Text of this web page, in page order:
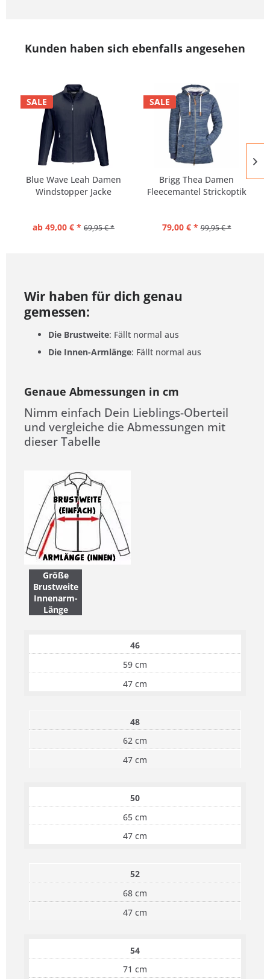
Kunden haben sich ebenfalls angesehen
SALE
Blue Wave Leah Damen
Windstopper Jacke
ab 49,00 € * 69,95 € *
SALE
Brigg Thea Damen
Fleecemantel Strickoptik
79,00 € * 99,95 € *
Wir haben für dich genau
gemessen:
Die Brustweite: Fällt normal aus
Die Innen-Armlänge: Fällt normal aus
Genaue Abmessungen in cm
Nimm einfach Dein Lieblings-Oberteil
und vergleiche die Abmessungen mit
dieser Tabelle
Größe
Brustweite
Innenarm-
Länge
46
59 cm
47 cm
48
62 cm
47 cm
50
65 cm
47 cm
52
68 cm
47 cm
54
71 cm